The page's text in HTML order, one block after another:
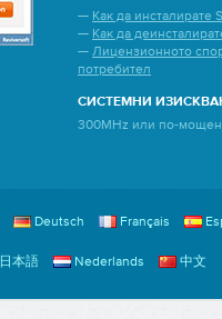
— Как да инсталирате
— Как да
— Лицензионното
потребител
СИСТЕМНИ
300MHz или по-мощен
Deutsch Français
日本語 Nederlands 中文